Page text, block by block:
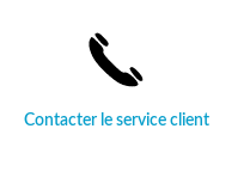
Contacter le service client